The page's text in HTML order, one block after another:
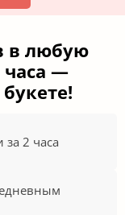
в любую
—
за 2 часа